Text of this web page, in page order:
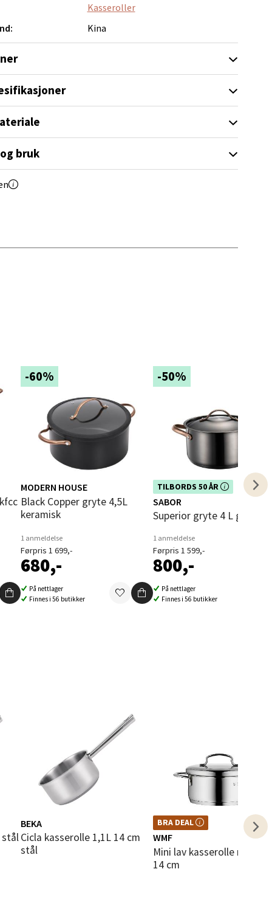
Kasseroller
Kina
bruk
-60%
MODERN HOUSE
Black Copper gryte 4,5L
keramisk
1 anmeldelse
Førpris 1 699,-
680,-
På nettlager
Finnes i 56 butikker
-50%
TILBORDS 50 ÅR
Dette produktet er inkludert i vår
kampanje. Benytt deg av rabatten i
dag!
SABOR
Superior gryte 4 L gun
1 anmeldelse
Førpris 1 599,-
800,-
På nettlager
Finnes i 56 butikker
stål
BEKA
Cicla kasserolle 1,1L 14 cm
stål
BRA DEAL
BRA DEAL – et godt kjøp, hele året.
Kan ikke kombineres med kuponger
eller andre tilbud.
WMF
Mini lav kasserolle med lokk
14 cm